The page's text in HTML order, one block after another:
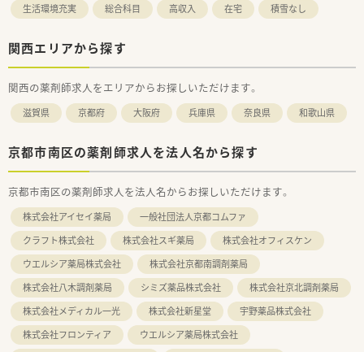
生活環境充実
総合科目 高収入 在宅 積雪なし
関西エリアから探す
関西の薬剤師求人をエリアからお探しいただけます。
滋賀県 京都府 大阪府 兵庫県 奈良県 和歌山県
京都市南区の薬剤師求人を法人名から探す
京都市南区の薬剤師求人を法人名からお探しいただけます。
株式会社アイセイ薬局
一般社団法人京都コムファ
クラフト株式会社
株式会社スギ薬局
株式会社オフィスケン
ウエルシア薬局株式会社
株式会社京都南調剤薬局
株式会社八木調剤薬局
シミズ薬品株式会社
株式会社京北調剤薬局
株式会社メディカル一光
株式会社新星堂
宇野薬品株式会社
株式会社フロンティア
ウエルシア薬局株式会社